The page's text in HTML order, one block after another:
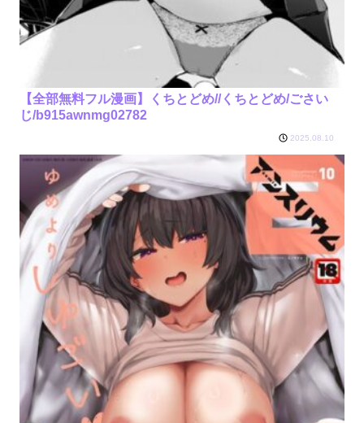
【全部無料フル漫画】くちとどめ//くちとどめ/ごさい
じ/b915awnmg02782
2025.08.10